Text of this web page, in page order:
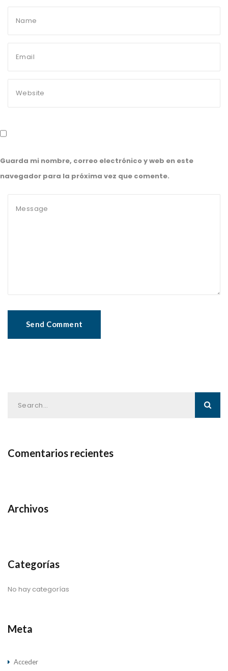
Guarda mi nombre, correo electrónico y web en este
navegador para la próxima vez que comente.
Comentarios recientes
Archivos
Categorías
No hay categorías
Meta
Acceder